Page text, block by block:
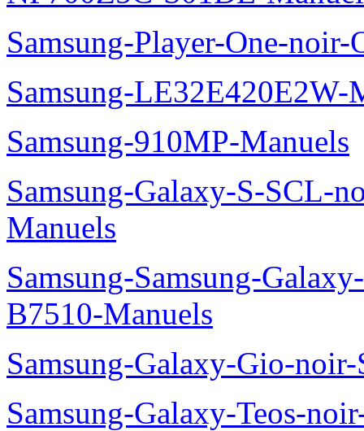
Samsung-Player-One-
Samsung-LE32E420E2W-
Samsung-910MP-Manuels
Samsung-Galaxy-S-SCL-
Manuels
Samsung-Samsung-
B7510-Manuels
Samsung-Galaxy-Gio-
Samsung-Galaxy-Teos-